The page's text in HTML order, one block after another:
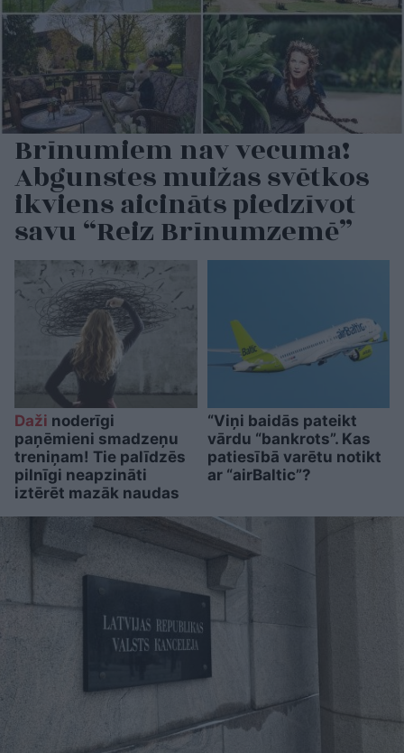
Brīnumiem nav vecuma!
Abgunstes muižas svētkos
ikviens aicināts piedzīvot
savu “Reiz Brīnumzemē”
Daži noderīgi
paņēmieni smadzeņu
treniņam! Tie palīdzēs
pilnīgi neapzināti
iztērēt mazāk naudas
“Viņi baidās pateikt
vārdu “bankrots”. Kas
patiesībā varētu notikt
ar “airBaltic”?